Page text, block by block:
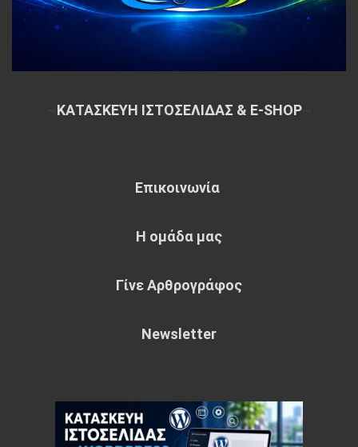
ΚΑΤΑΣΚΕΥΗ ΙΣΤΟΣΕΛΙΔΑΣ & E-SHOP~
Επικοινωνία
Η ομάδα μας
Γίνε Αρθρογράφος
Newsletter